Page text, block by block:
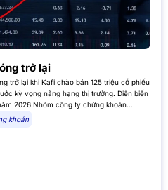
trở lại
trở lại khi Kafi chào bán 125 triệu cổ phiếu
kỳ vọng nâng hạng thị trường. Diễn biến
2026 Nhóm công ty chứng khoán…
khoán